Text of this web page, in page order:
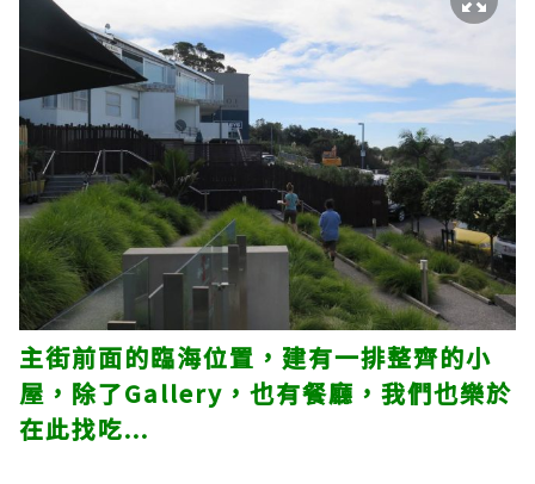
主街前面的臨海位置，建有一排整齊的小
屋，除了Gallery，也有餐廳，我們也樂於
在此找吃...